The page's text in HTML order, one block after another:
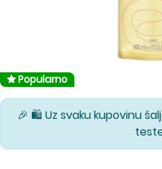
Popularno
🎉 🛍️ Uz svaku kupovinu